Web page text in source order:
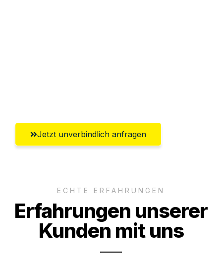
Jetzt unverbindlich anfragen
ECHTE ERFAHRUNGEN
Erfahrungen unserer
Kunden mit uns